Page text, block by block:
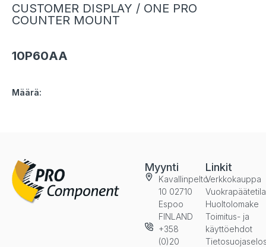
CUSTOMER DISPLAY / ONE PRO
COUNTER MOUNT
10P60AA
Määrä:
Myynti
Kavallinpelto
10 02710
Espoo
FINLAND
+358
(0)20
Linkit
Verkkokauppa
Huoltolomake
Toimitus- ja
käyttöehdot